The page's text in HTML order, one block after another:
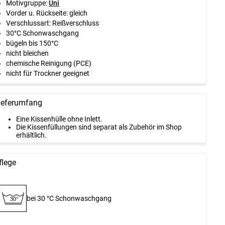
Motivgruppe:Uni
Vorder u. Rückseite: gleich
Verschlussart: Reißverschluss
30°C Schonwaschgang
bügeln bis 150°C
nicht bleichen
chemische Reinigung (PCE)
nicht für Trockner geeignet
Eine Kissenhülle ohne Inlett.
Die Kissenfüllungen sind separat als Zubehör im Shop
erhältlich.
30° bei 30 °C Schon­waschgang